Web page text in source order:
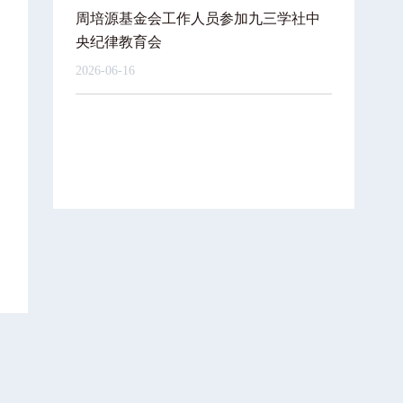
周培源基金会工作人员参加九三学社中
央纪律教育会
2026-06-16